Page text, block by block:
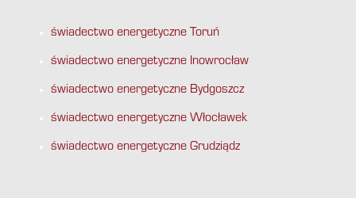
świadectwo energetyczne Toruń
świadectwo energetyczne Inowrocław
świadectwo energetyczne Bydgoszcz
świadectwo energetyczne Włocławek
świadectwo energetyczne Grudziądz